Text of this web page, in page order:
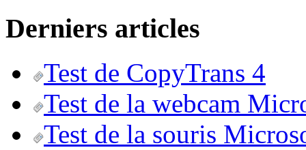
Derniers articles
Test de CopyTrans 4
Test de la webcam
Test de la souris